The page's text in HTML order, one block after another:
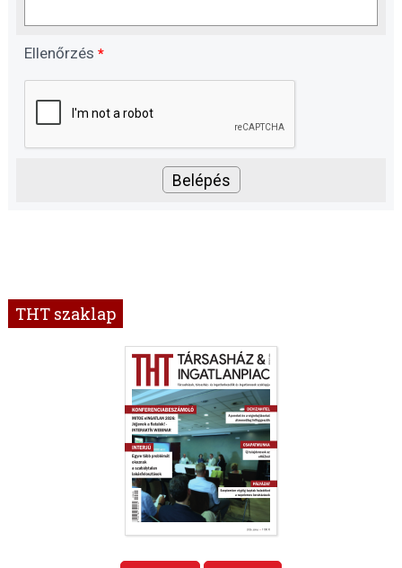
Ellenőrzés *
THT szaklap